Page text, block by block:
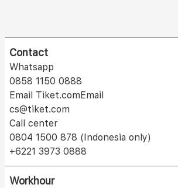
Contact
Whatsapp
0858 1150 0888
Email Tiket.comEmail
cs@tiket.com
Call center
0804 1500 878 (Indonesia only)
+6221 3973 0888
Workhour